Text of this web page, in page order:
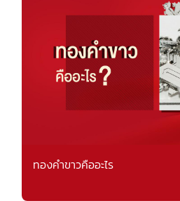
ทองคำขาวคืออะไร